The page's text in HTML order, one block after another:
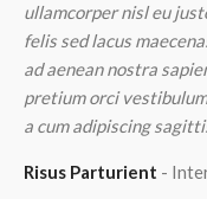
ullamcorper nisl eu
felis sed lacus
ad aenean nostra
pretium orci
a cum adipiscing
Risus Parturient